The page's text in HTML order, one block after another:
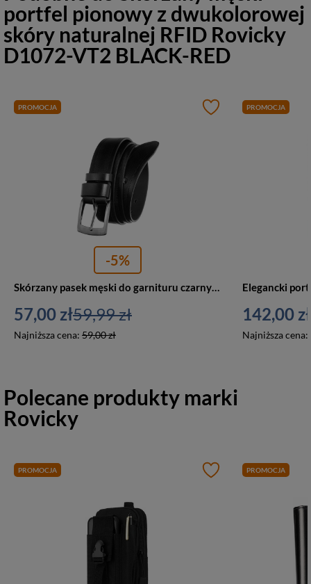
portfel pionowy z dwukolorowej
skóry naturalnej RFID Rovicky
D1072-VT2 BLACK-RED
PROMOCJA
-5%
Skórzany pasek męski do garnituru czarny Rovicky PRS-01-G
57,00 zł
Najniższa cena: 59,00 zł
59,99 zł
PROMOCJA
142,00 zł
Najniższa cena:
Polecane produkty marki
Rovicky
PROMOCJA PROMOCJA